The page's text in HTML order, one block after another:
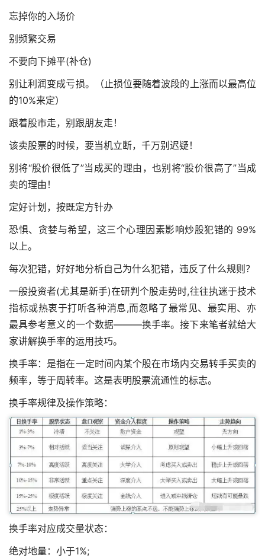
忘掉你的入场价
别频繁交易
不要向下摊平(补仓)
别让利润变成亏损。（止损位要随着波段的上涨而以最高位
的10%来定）
跟着股市走，别跟朋友走！
该卖股票的时候，要当机立断，千万别迟疑！
别将“股价很低了”当成买的理由，也别将“股价很高了”当成
卖的理由！
定好计划，按既定方针办
恐惧、贪婪与希望，这三个心理因素影响炒股犯错的 99%
以上。
每次犯错，好好地分析自己为什么犯错，违反了什么规则？
一般投资者(尤其是新手)在研判个股走势时,往往执迷于技术
指标或热衷于打听各种消息,而忽略了最常见、最实用、亦
最具参考意义的一个数据———换手率。接下来笔者就给大
家讲解换手率的运用技巧。
换手率：是指在一定时间内某个股在市场内交易转手买卖的
频率，等于周转率。这是表明股票流通性的标志。
换手率规律及操作策略：
换手率对应成交量状态：
绝对地量：小于1%;